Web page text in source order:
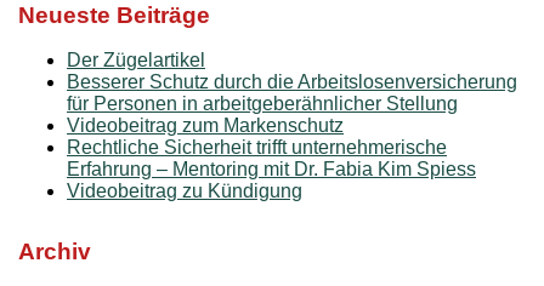
Neueste Beiträge
Der Zügelartikel
Besserer Schutz durch die Arbeitslosenversicherung
für Personen in arbeitgeberähnlicher Stellung
Videobeitrag zum Markenschutz
Rechtliche Sicherheit trifft unternehmerische
Erfahrung – Mentoring mit Dr. Fabia Kim Spiess
Videobeitrag zu Kündigung
Archiv